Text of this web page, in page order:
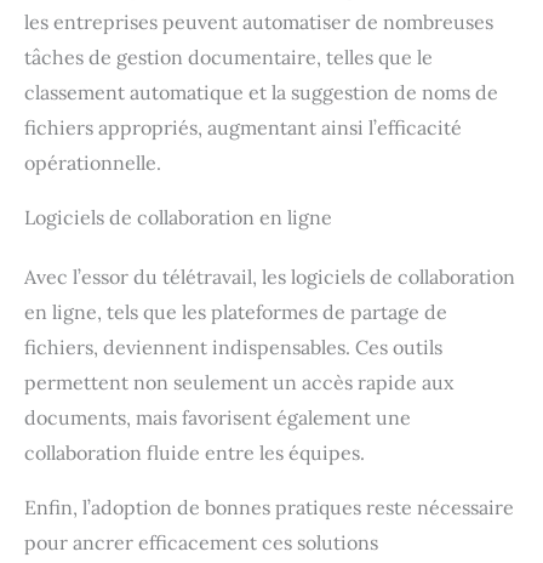
les entreprises peuvent automatiser de nombreuses
tâches de gestion documentaire, telles que le
classement automatique et la suggestion de noms de
fichiers appropriés, augmentant ainsi l’efficacité
opérationnelle.
Logiciels de collaboration en ligne
Avec l’essor du télétravail, les logiciels de collaboration
en ligne, tels que les plateformes de partage de
fichiers, deviennent indispensables. Ces outils
permettent non seulement un accès rapide aux
documents, mais favorisent également une
collaboration fluide entre les équipes.
Enfin, l’adoption de bonnes pratiques reste nécessaire
pour ancrer efficacement ces solutions